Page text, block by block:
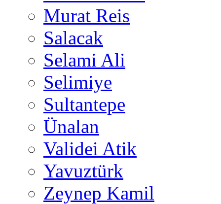
Murat Reis
Salacak
Selami Ali
Selimiye
Sultantepe
Ünalan
Validei Atik
Yavuztürk
Zeynep Kamil